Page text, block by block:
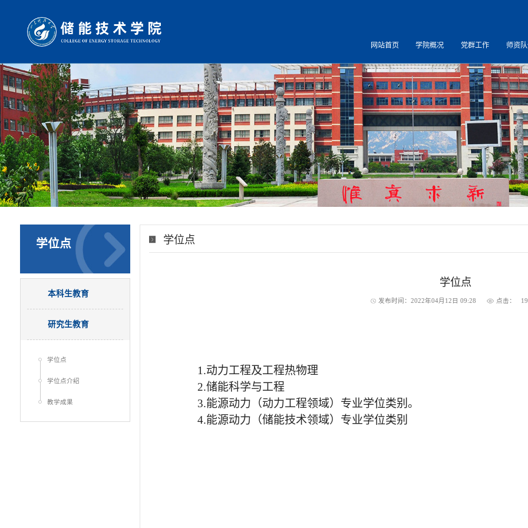
网站首页 学院概况 党群工作 师资
学位点
本科生教育
研究生教育
学位点
学位点介绍
教学成果
学位点
学位点
发布时间：2022年04月12日 09:28 点击：
1.动力工程及工程热物理
2.储能科学与工程
3.能源动力（动力工程领域）专业学位类别。
4.能源动力（储能技术领域）专业学位类别